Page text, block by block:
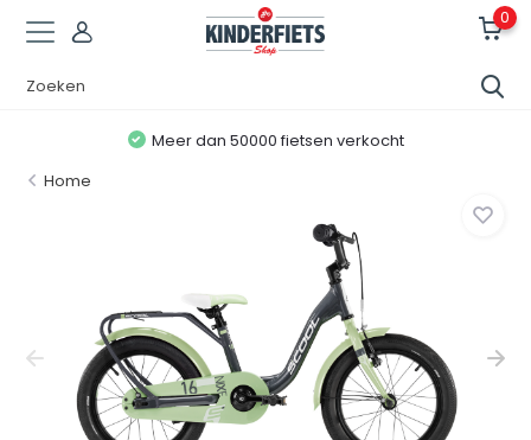
0
Meer dan 50000 fietsen verkocht
Home